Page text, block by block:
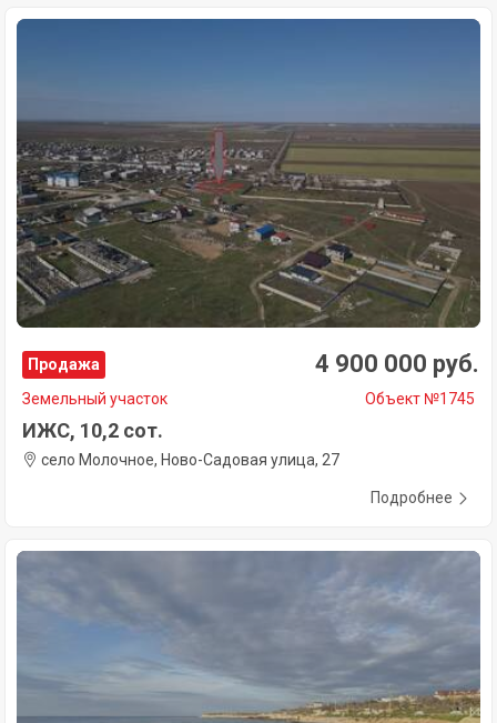
Продажа 4 900 000 руб.
Земельный участок Объект №1745
ИЖС, 10,2 сот.
село Молочное, Ново-Садовая улица, 27
Подробнее